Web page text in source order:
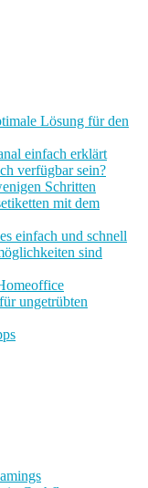
Lösung für den
einfach erklärt
verfügbar sein?
Schritten
mit dem
einfach und schnell
sind
ungetrübten